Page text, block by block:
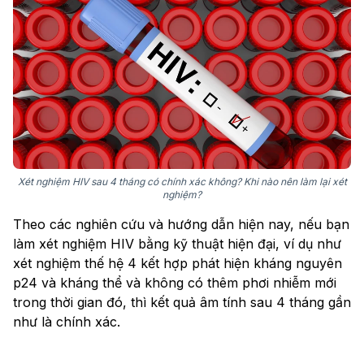
Xét nghiệm HIV sau 4 tháng có chính xác không? Khi nào nên làm lại xét
nghiệm?
Theo các nghiên cứu và hướng dẫn hiện nay, nếu bạn
làm xét nghiệm HIV bằng kỹ thuật hiện đại, ví dụ như
xét nghiệm thế hệ 4 kết hợp phát hiện kháng nguyên
p24 và kháng thể và không có thêm phơi nhiễm mới
trong thời gian đó, thì kết quả âm tính sau 4 tháng gần
như là chính xác.